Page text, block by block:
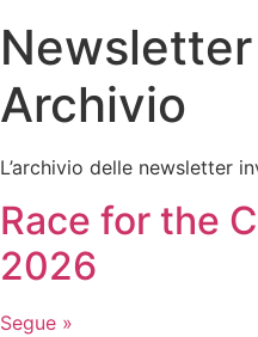
Archivio
L’archivio delle newsletter
Race for the
2026
Segue »